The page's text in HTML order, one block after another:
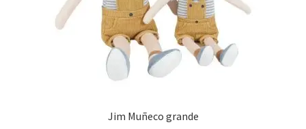
Jim Muñeco grande